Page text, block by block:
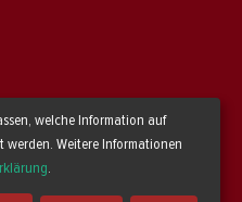
welche Information auf
werden. Weitere Informationen
.